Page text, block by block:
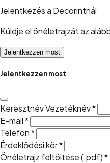
Jelentkezés a Decorintnál
Küldje el önéletrajzát az
Jelentkezzen most
Jelentkezzen most
Keresztnév Vezetéknév*
E-mail*
Telefon*
Érdeklődési kör*
Önéletrajz feltöltése (.pdf)*